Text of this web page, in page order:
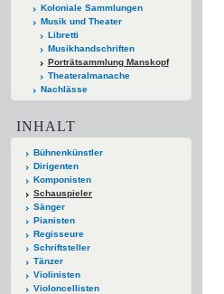
Koloniale Sammlungen
Musik und Theater
Libretti
Musikhandschriften
Porträtsammlung Manskopf
Theateralmanache
Nachlässe
INHALT
Bühnenkünstler
Dirigenten
Komponisten
Schauspieler
Sänger
Pianisten
Regisseure
Schriftsteller
Tänzer
Violinisten
Violoncellisten